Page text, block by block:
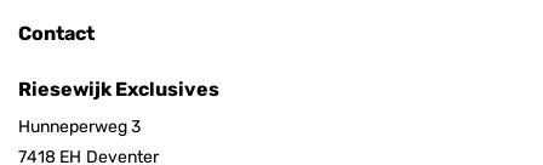
Contact
Riesewijk Exclusives
Hunneperweg 3
7418 EH Deventer